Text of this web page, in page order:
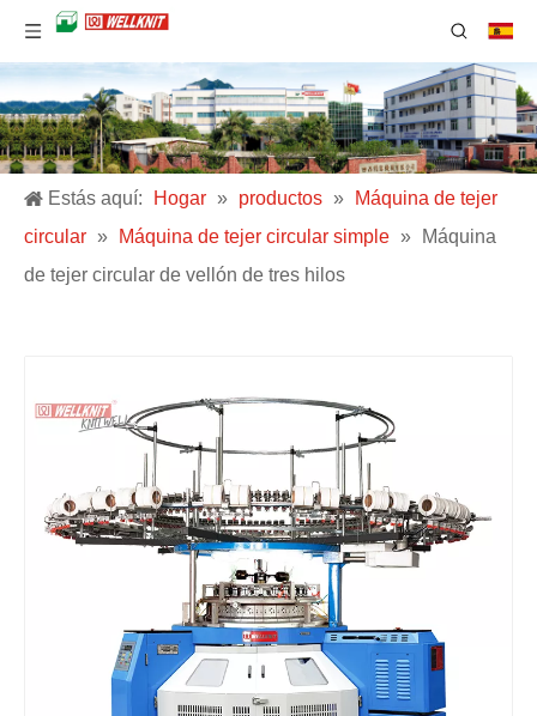
Estás aquí: Hogar » productos »
Máquina de tejer
circular » Máquina de tejer circular simple »
Máquina
de tejer circular de vellón de tres hilos